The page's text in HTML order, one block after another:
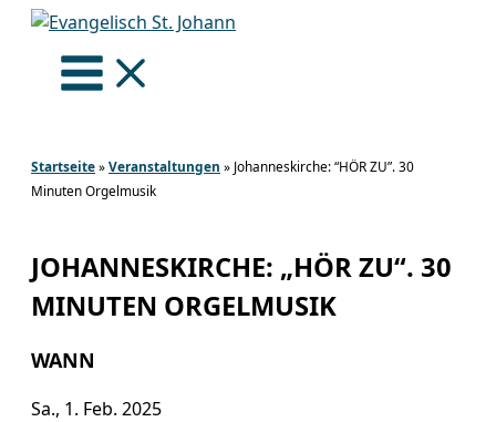
Zum
springen
Startseite»Veranstaltungen » Johanneskirche: “HÖR ZU”. 30
Minuten Orgelmusik
JOHANNESKIRCHE: „HÖR ZU“. 30
MINUTEN ORGELMUSIK
WANN
Sa., 1. Feb. 2025